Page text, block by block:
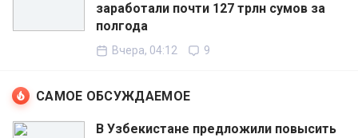
заработали почти 127 трлн сумов за
полгода
Вчера, 04:12 9
САМОЕ ОБСУЖДАЕМОЕ
В Узбекистане предложили повысить